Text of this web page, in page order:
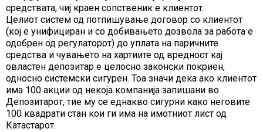
средствата, чиј краен сопственик е клиентот.
Целиот систем од потпишување договор со клиентот
(кој е унифициран и со добивањето дозвола за работа е
одобрен од регулаторот) до уплата на паричните
средства и чувањето на хартиите од вредност кај
овластен депозитар е целосно законски покриен,
односно системски сигурен. Тоа значи дека ако клиентот
има 100 акции од некоја компанија запишани во
Депозитарот, тие му се еднакво сигурни како неговите
100 квадрати стан кои ги има на имотниот лист од
Катастарот.